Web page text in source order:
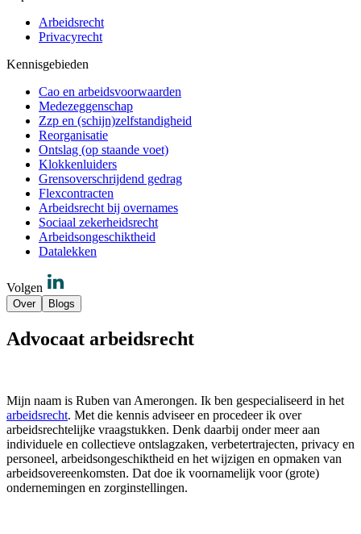
Arbeidsrecht
Privacyrecht
Kennisgebieden
Cao en arbeidsvoorwaarden
Medezeggenschap
Zzp en (schijn)zelfstandigheid
Reorganisatie
Ontslag (op staande voet)
Klokkenluiders
Grensoverschrijdend gedrag
Flexcontracten
Arbeidsrecht bij overnames
Sociaal zekerheidsrecht
Arbeidsongeschiktheid
Datalekken
Volgen
Over Blogs
Advocaat arbeidsrecht
Mijn naam is Ruben van Amerongen. Ik ben gespecialiseerd in het
arbeidsrecht. Met die kennis adviseer en procedeer ik over
arbeidsrechtelijke vraagstukken. Denk daarbij onder meer aan
individuele en collectieve ontslagzaken, verbetertrajecten, privacy en
personeel, arbeidsongeschiktheid en het wijzigen en opmaken van
arbeidsovereenkomsten. Dat doe ik voornamelijk voor (grote)
ondernemingen en zorginstellingen.